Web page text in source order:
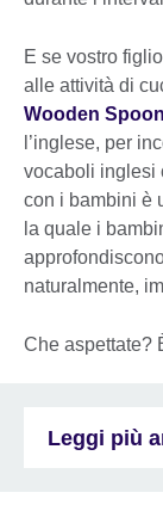
E se vostro
alle attività di
Wooden
l’inglese, per
vocaboli inglesi
con i bambini è
la quale i
naturalmente,
Che aspettate?
Leggi più